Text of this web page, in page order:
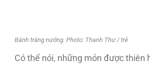
Bánh tráng nướng. Photo: Thanh Thư / trẻ
Có thể nói, những món được thiên